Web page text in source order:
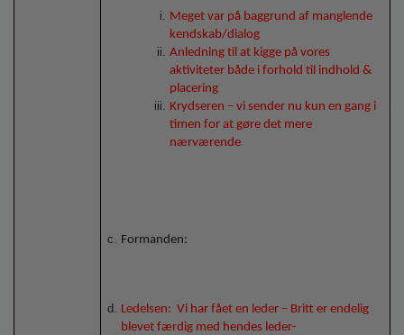
Meget var på baggrund af manglende
kendskab/dialog
Anledning til at kigge på vores
aktiviteter både i forhold til indhold &
placering
Krydseren – vi sender nu kun en gang i
timen for at gøre det mere
nærværende
Formanden:
Ledelsen: Vi har fået en leder – Britt er endelig
blevet færdig med hendes leder-